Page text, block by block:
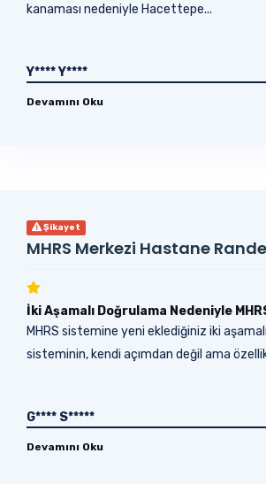
kanaması nedeniyle Hacettepe...
Y**** Y****
Devamını Oku
Şikayet
MHRS Merkezi Hastane
İki Aşamalı Doğrulama Nedeniyle
MHRS sistemine yeni eklediğiniz iki
sisteminin, kendi açımdan değil ama
G**** S*****
Devamını Oku